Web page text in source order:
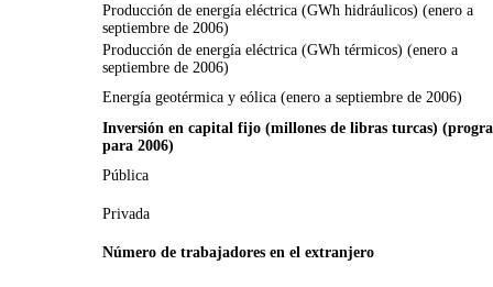
Producción de energía eléctrica (GWh hidráulicos) (enero a
septiembre de 2006)
Producción de energía eléctrica (GWh térmicos) (enero a
septiembre de 2006)
Energía geotérmica y eólica (enero a septiembre de 2006)
Inversión en capital fijo (millones de libras turcas)
para 2006)
Pública
Privada
Número de trabajadores en el extranjero